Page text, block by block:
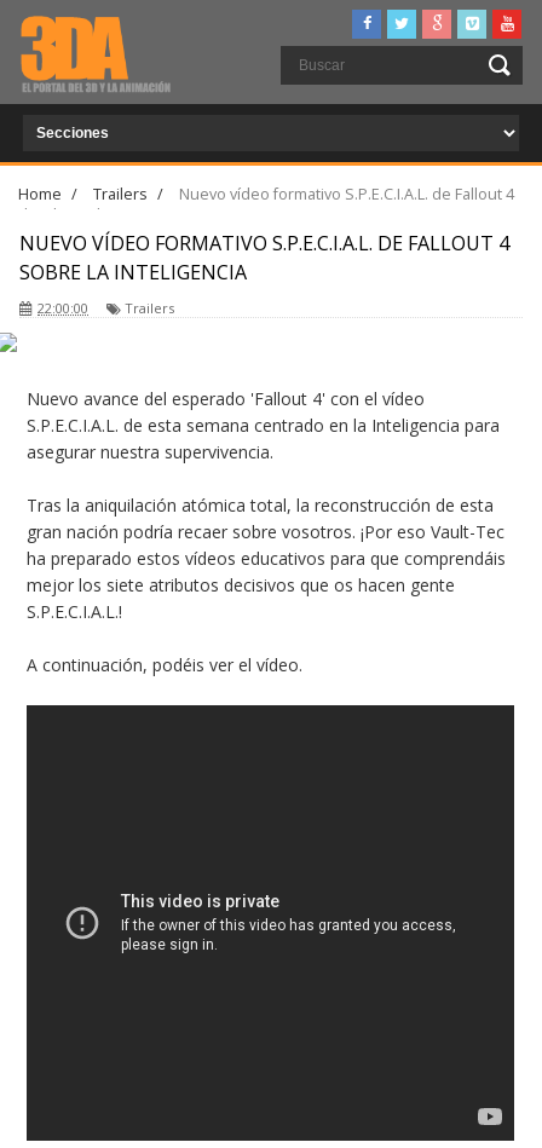
Home / Trailers /
Nuevo vídeo formativo S.P.E.C.I.A.L. de Fallout 4
sobre la Inteligencia
NUEVO VÍDEO FORMATIVO S.P.E.C.I.A.L. DE FALLOUT 4
SOBRE LA INTELIGENCIA
22:00:00 Trailers
Nuevo avance del esperado 'Fallout 4' con el vídeo
S.P.E.C.I.A.L. de esta semana centrado en la Inteligencia para
asegurar nuestra supervivencia.
Tras la aniquilación atómica total, la reconstrucción de esta
gran nación podría recaer sobre vosotros. ¡Por eso Vault-Tec
ha preparado estos vídeos educativos para que comprendáis
mejor los siete atributos decisivos que os hacen gente
S.P.E.C.I.A.L.!
A continuación, podéis ver el vídeo.